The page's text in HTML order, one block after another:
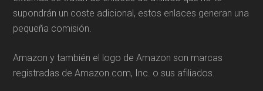
supondrán un coste adicional, estos enlaces generan una
pequeña comisión.
Amazon y también el logo de Amazon son marcas
registradas de Amazon.com, Inc. o sus afiliados.